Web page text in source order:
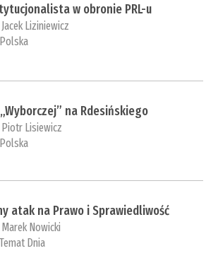
w obronie PRL-u
Jacek Liziniewicz
Polska
na Rdesińskiego
Piotr Lisiewicz
Polska
atak na Prawo i Sprawiedliwość
Marek Nowicki
Temat Dnia